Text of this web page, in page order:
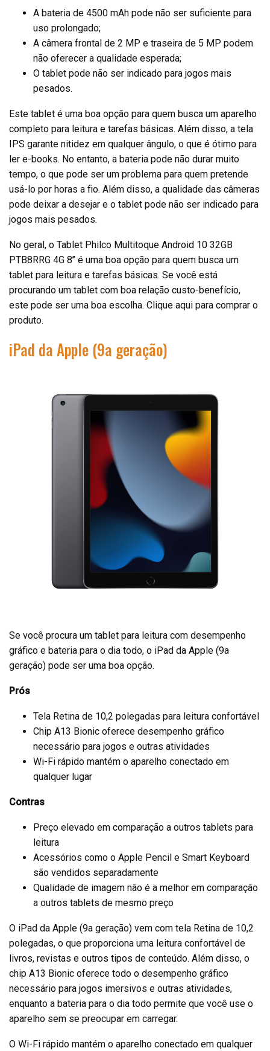
A bateria de 4500 mAh pode não ser suficiente para
uso prolongado;
A câmera frontal de 2 MP e traseira de 5 MP podem
não oferecer a qualidade esperada;
O tablet pode não ser indicado para jogos mais
pesados.
Este tablet é uma boa opção para quem busca um aparelho
completo para leitura e tarefas básicas. Além disso, a tela
IPS garante nitidez em qualquer ângulo, o que é ótimo para
ler e-books. No entanto, a bateria pode não durar muito
tempo, o que pode ser um problema para quem pretende
usá-lo por horas a fio. Além disso, a qualidade das câmeras
pode deixar a desejar e o tablet pode não ser indicado para
jogos mais pesados.
No geral, o Tablet Philco Multitoque Android 10 32GB
PTB8RRG 4G 8’’ é uma boa opção para quem busca um
tablet para leitura e tarefas básicas. Se você está
procurando um tablet com boa relação custo-benefício,
este pode ser uma boa escolha. Clique aqui para comprar o
produto.
iPad da Apple (9a geração)
Se você procura um tablet para leitura com desempenho
gráfico e bateria para o dia todo, o iPad da Apple (9a
geração) pode ser uma boa opção.
Prós
Tela Retina de 10,2 polegadas para leitura confortável
Chip A13 Bionic oferece desempenho gráfico
necessário para jogos e outras atividades
Wi-Fi rápido mantém o aparelho conectado em
qualquer lugar
Contras
Preço elevado em comparação a outros tablets para
leitura
Acessórios como o Apple Pencil e Smart Keyboard
são vendidos separadamente
Qualidade de imagem não é a melhor em comparação
a outros tablets de mesmo preço
O iPad da Apple (9a geração) vem com tela Retina de 10,2
polegadas, o que proporciona uma leitura confortável de
livros, revistas e outros tipos de conteúdo. Além disso, o
chip A13 Bionic oferece todo o desempenho gráfico
necessário para jogos imersivos e outras atividades,
enquanto a bateria para o dia todo permite que você use o
aparelho sem se preocupar em carregar.
O Wi-Fi rápido mantém o aparelho conectado em qualquer